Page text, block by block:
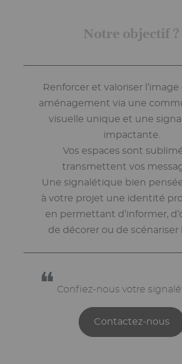
Notre objectif ?
Renforcer et valoriser
aménagement via une
visuelle unique et une
impactante.
Vos espaces sont
transmettent vos
Une signalétique bien
à votre projet une identité
en permettant d’informer,
de décorer ou de scénariser
❝ Confiez-nous votre
Contactez-nous